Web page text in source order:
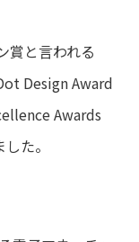
賞と言われる
Design Award
Awards
た。